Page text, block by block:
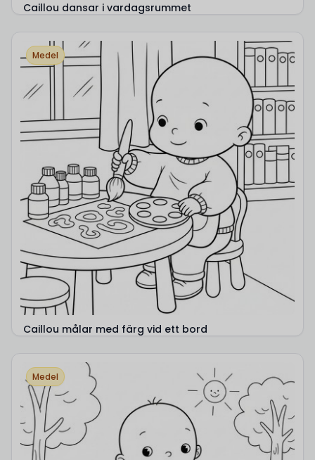
Caillou dansar i vardagsrummet
Medel
Caillou målar med färg vid ett bord
Medel